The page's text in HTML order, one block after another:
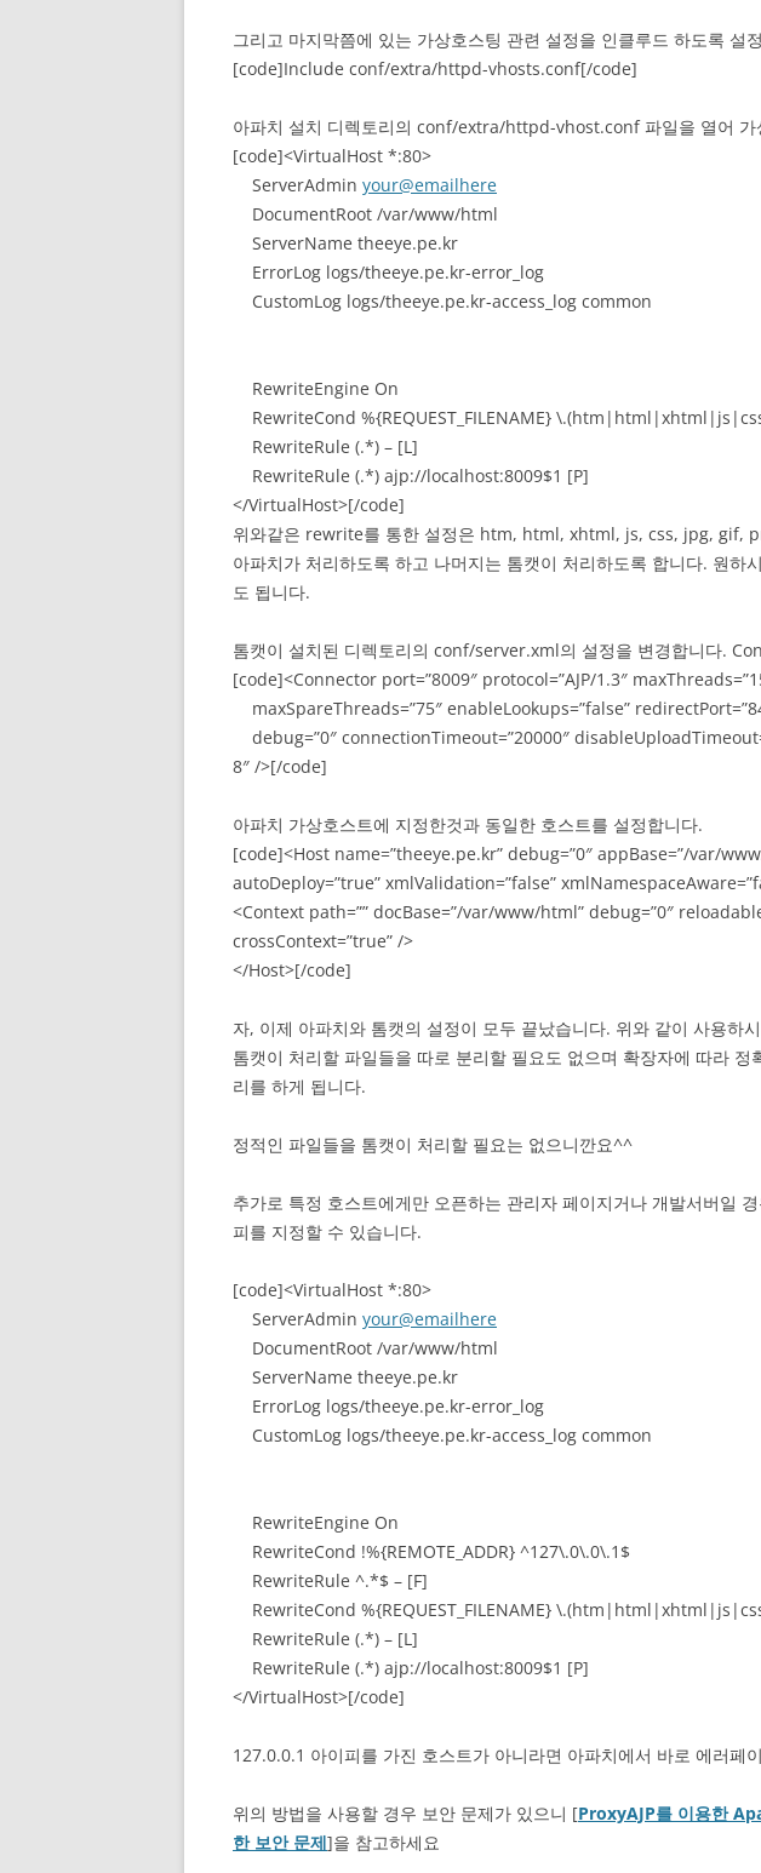
그리고 마지막쯤에 있는 가상호스팅 관련 설정을 인클루드 하도록 설
[code]Include conf/extra/httpd-vhosts.conf[/code]
아파치 설치 디렉토리의 conf/extra/httpd-vhost.conf 파일을 열어 가
[code]<VirtualHost *:80>
ServerAdmin your@emailhere
DocumentRoot /var/www/html
ServerName theeye.pe.kr
ErrorLog logs/theeye.pe.kr-error_log
CustomLog logs/theeye.pe.kr-access_log common
RewriteEngine On
RewriteCond %{REQUEST_FILENAME}
RewriteRule (.*) – [L]
RewriteRule (.*) ajp://localhost:8009$1 [P]
</VirtualHost>[/code]
위와같은 rewrite를 통한 설정은 htm, html, xhtml, js, css, jpg, gif,
아파치가 처리하도록 하고 나머지는 톰캣이 처리하도록 합니다. 원하
도 됩니다.
톰캣이 설치된 디렉토리의 conf/server.xml의 설정을 변경합니다.
[code]<Connector port=”8009″ protocol=”AJP/1.3″
maxSpareThreads=”75″ enableLookups=”false”
debug=”0″ connectionTimeout=”20000″
8″ />[/code]
아파치 가상호스트에 지정한것과 동일한 호스트를 설정합니다.
[code]<Host name=”theeye.pe.kr” debug=”0″ appBase=”/var/
autoDeploy=”true” xmlValidation=”false”
<Context path=”” docBase=”/var/www/html” debug=”0″
crossContext=”true” />
</Host>[/code]
자, 이제 아파치와 톰캣의 설정이 모두 끝났습니다. 위와 같이 사용하
톰캣이 처리할 파일들을 따로 분리할 필요도 없으며 확장자에 따라 정
리를 하게 됩니다.
정적인 파일들을 톰캣이 처리할 필요는 없으니깐요^^
추가로 특정 호스트에게만 오픈하는 관리자 페이지거나 개발서버일
피를 지정할 수 있습니다.
[code]<VirtualHost *:80>
ServerAdmin your@emailhere
DocumentRoot /var/www/html
ServerName theeye.pe.kr
ErrorLog logs/theeye.pe.kr-error_log
CustomLog logs/theeye.pe.kr-access_log common
RewriteEngine On
RewriteCond !%{REMOTE_ADDR} ^127\.0\.0\.1$
RewriteRule ^.*$ – [F]
RewriteCond %{REQUEST_FILENAME}
RewriteRule (.*) – [L]
RewriteRule (.*) ajp://localhost:8009$1 [P]
</VirtualHost>[/code]
127.0.0.1 아이피를 가진 호스트가 아니라면 아파치에서 바로 에러페
위의 방법을 사용할 경우 보안 문제가 있으니 [ProxyAJP를 이용한
한 보안 문제]을 참고하세요